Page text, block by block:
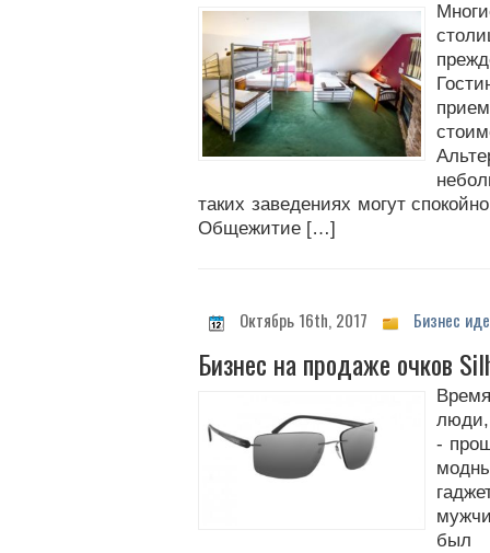
таких заведениях могут
Общежитие […]
Октябрь 16th, 2017 Бизнес
Бизнес на продаже очков
люди,
-
был